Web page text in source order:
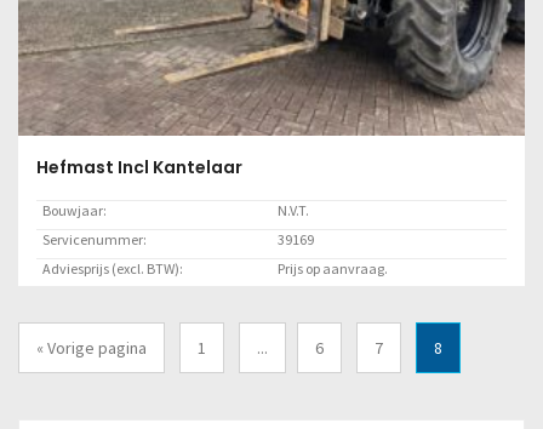
Hefmast Incl Kantelaar
Bouwjaar:
N.V.T.
Servicenummer:
39169
Adviesprijs (excl. BTW):
Prijs op aanvraag.
« Vorige pagina 1 ... 6 7 8